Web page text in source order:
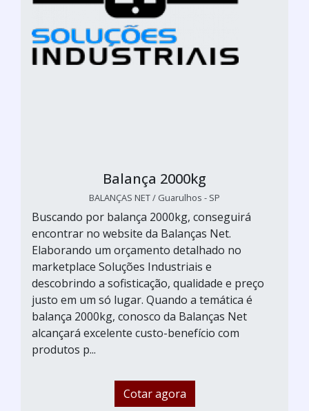
Balança 2000kg
BALANÇAS NET / Guarulhos - SP
Buscando por balança 2000kg, conseguirá
encontrar no website da Balanças Net.
Elaborando um orçamento detalhado no
marketplace Soluções Industriais e
descobrindo a sofisticação, qualidade e preço
justo em um só lugar. Quando a temática é
balança 2000kg, conosco da Balanças Net
alcançará excelente custo-benefício com
produtos p...
Cotar agora